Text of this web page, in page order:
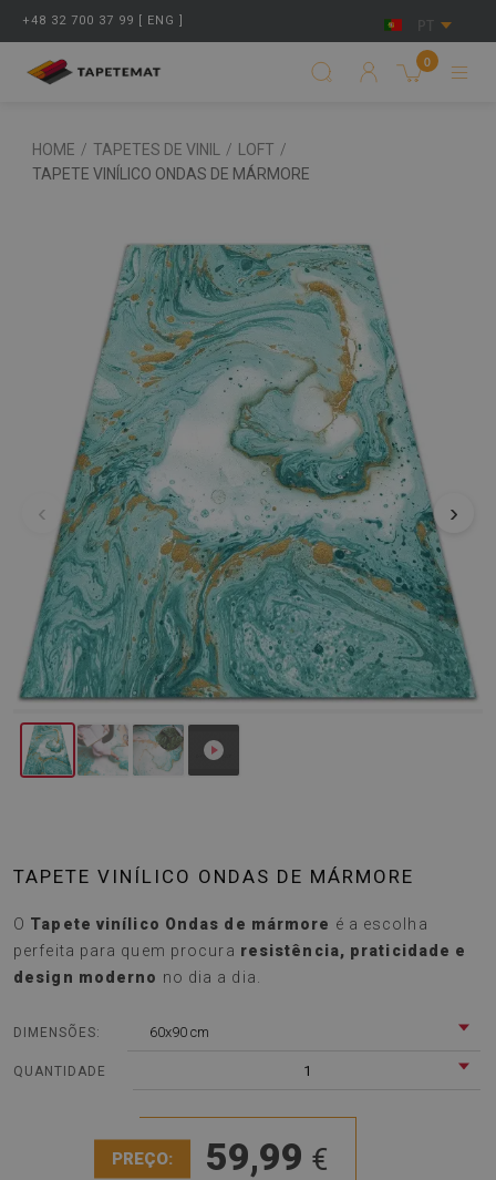
+48 32 700 37 99 [ ENG ] PT
0
HOME / TAPETES DE VINIL / LOFT /
TAPETE VINÍLICO ONDAS DE MÁRMORE
‹ ›
TAPETE VINÍLICO ONDAS DE MÁRMORE
O Tapete vinílico Ondas de mármore é a escolha
perfeita para quem procura resistência, praticidade e
design moderno no dia a dia.
DIMENSÕES: 60x90 cm
QUANTIDADE 1
PREÇO: 59,99 €